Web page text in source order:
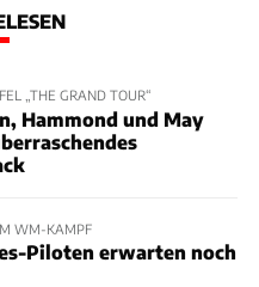
„THE GRAND TOUR“
Hammond und May
WM-KAMPF
Piloten erwarten noch